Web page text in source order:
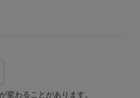
変わることがあります。